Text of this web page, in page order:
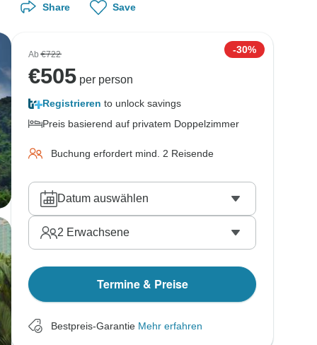
Share Save
Ab€722 -30%
€505 per person
Registrieren to unlock savings
Preis basierend auf privatem Doppelzimmer
Buchung erfordert mind. 2 Reisende
Datum auswählen
2 Erwachsene
Termine & Preise
Bestpreis-Garantie Mehr erfahren